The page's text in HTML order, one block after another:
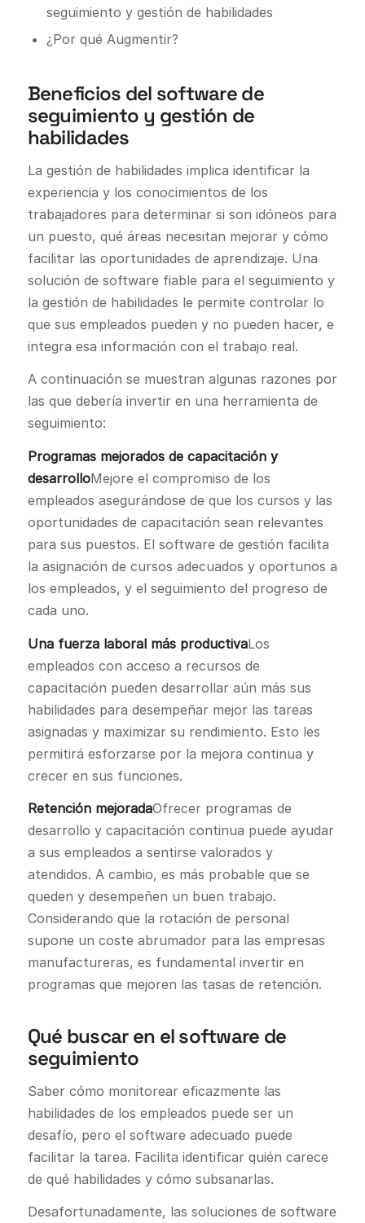
seguimiento y gestión de habilidades
¿Por qué Augmentir?
Beneficios del software de
seguimiento y gestión de
habilidades
La gestión de habilidades implica identificar la
experiencia y los conocimientos de los
trabajadores para determinar si son idóneos para
un puesto, qué áreas necesitan mejorar y cómo
facilitar las oportunidades de aprendizaje. Una
solución de software fiable para el seguimiento y
la gestión de habilidades le permite controlar lo
que sus empleados pueden y no pueden hacer, e
integra esa información con el trabajo real.
A continuación se muestran algunas razones por
las que debería invertir en una herramienta de
seguimiento:
Programas mejorados de capacitación y
desarrolloMejore el compromiso de los
empleados asegurándose de que los cursos y las
oportunidades de capacitación sean relevantes
para sus puestos. El software de gestión facilita
la asignación de cursos adecuados y oportunos a
los empleados, y el seguimiento del progreso de
cada uno.
Una fuerza laboral más productivaLos
empleados con acceso a recursos de
capacitación pueden desarrollar aún más sus
habilidades para desempeñar mejor las tareas
asignadas y maximizar su rendimiento. Esto les
permitirá esforzarse por la mejora continua y
crecer en sus funciones.
Retención mejoradaOfrecer programas de
desarrollo y capacitación continua puede ayudar
a sus empleados a sentirse valorados y
atendidos. A cambio, es más probable que se
queden y desempeñen un buen trabajo.
Considerando que la rotación de personal
supone un coste abrumador para las empresas
manufactureras, es fundamental invertir en
programas que mejoren las tasas de retención.
Qué buscar en el software de
seguimiento
Saber cómo monitorear eficazmente las
habilidades de los empleados puede ser un
desafío, pero el software adecuado puede
facilitar la tarea. Facilita identificar quién carece
de qué habilidades y cómo subsanarlas.
Desafortunadamente, las soluciones de software